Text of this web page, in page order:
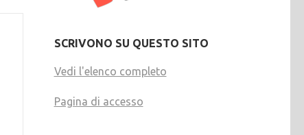
SCRIVONO SU QUESTO SITO
Vedi l'elenco completo
Pagina di accesso